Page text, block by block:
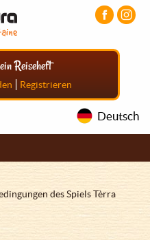
Reiseheft
| Registrieren
Deutsch
des Spiels Tèrra